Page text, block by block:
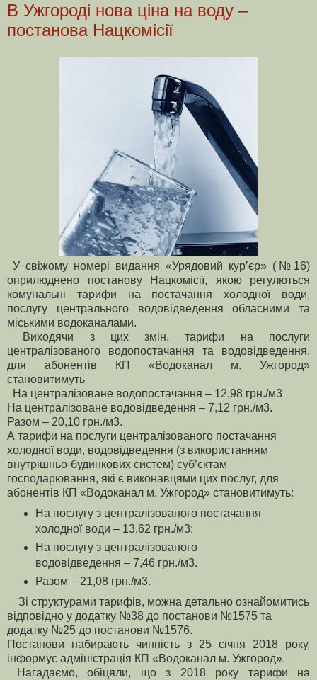
В Ужгороді нова ціна на воду –
постанова Нацкомісії
У свіжому номері видання «Урядовий кур’єр» (№16)
оприлюднено постанову Нацкомісії, якою регулються
комунальні тарифи на постачання холодної води,
послугу центрального водовідведення обласними та
міськими водоканалами.
Виходячи з цих змін, тарифи на послуги
централізованого водопостачання та водовідведення,
для абонентів КП «Водоканал м. Ужгород»
становитимуть
На централізоване водопостачання – 12,98 грн./м3
На централізоване водовідведення – 7,12 грн./м3.
Разом – 20,10 грн./м3.
А тарифи на послуги централізованого постачання
холодної води, водовідведення (з використанням
внутрішньо-будинкових систем) суб’єктам
господарювання, які є виконавцями цих послуг, для
абонентів КП «Водоканал м. Ужгород» становитимуть:
На послугу з централізованого постачання
холодної води – 13,62 грн./м3;
На послугу з централізованого
водовідведення – 7,46 грн./м3.
Разом – 21,08 грн./м3.
Зі структурами тарифів, можна детально ознайомитись
відповідно у додатку №38 до постанови №1575 та
додатку №25 до постанови №1576.
Постанови набирають чинність з 25 січня 2018 року,
інформує адміністрація КП «Водоканал м. Ужгород».
Нагадаємо, обіцяли, що з 2018 року тарифи на